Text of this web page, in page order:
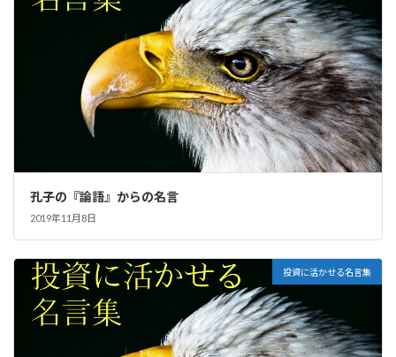
孔子の『論語』からの名言
2019年11月8日
投資に活かせる名言集